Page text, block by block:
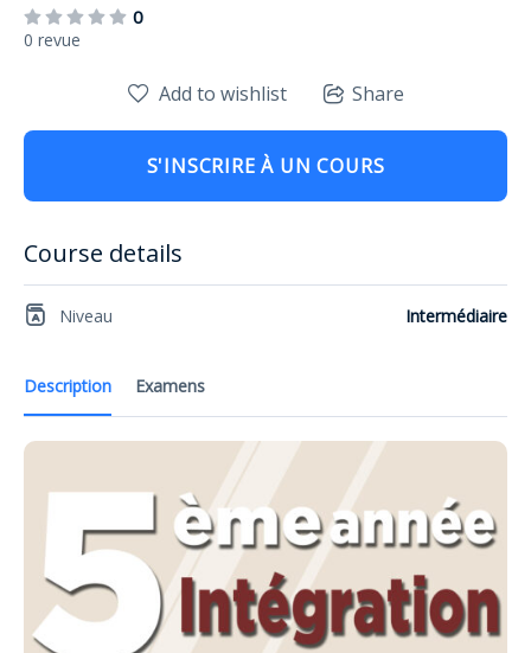
0
0 revue
Description Examens
Add to wishlist Share
S'INSCRIRE À UN COURS
Course details
Niveau Intermédiaire